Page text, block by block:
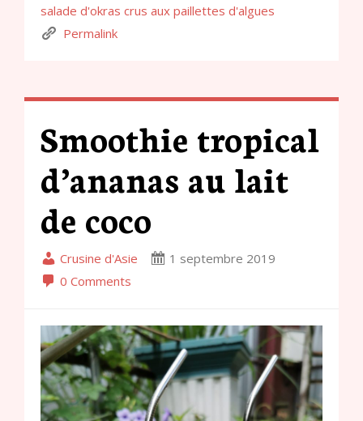
salade d'okras crus aux paillettes d'algues
Permalink
Smoothie tropical
d’ananas au lait
de coco
Crusine d'Asie
1 septembre 2019
0 Comments